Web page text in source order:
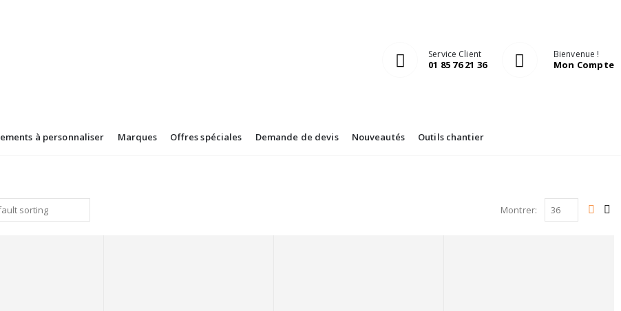
Service Client
01 85 76 21 36
Bienvenue !
Mon Compte
à personnaliser Marques Offres spéciales Demande de devis Nouveautés Outils chantier
Montrer: